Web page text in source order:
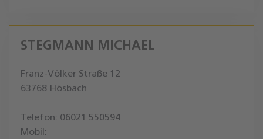
STEGMANN MICHAEL
Franz-Völker Straße 12
63768 Hösbach
Telefon: 06021 550594
Mobil: